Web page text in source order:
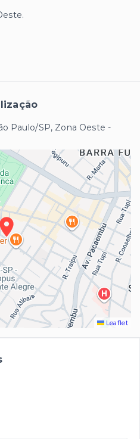
Paulo/SP, Zona Oeste -
Leaflet